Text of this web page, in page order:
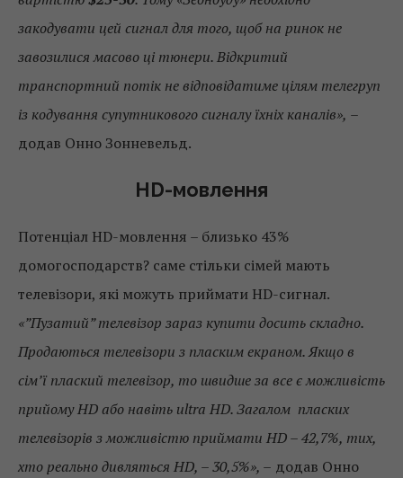
закодувати цей сигнал для того, щоб на ринок не
завозилися масово ці тюнери. Відкритий
транспортний потік не відповідатиме цілям телегруп
із кодування супутникового сигналу їхніх каналів», –
додав Онно Зонневельд.
HD-мовлення
Потенціал HD-мовлення – близько 43%
домогосподарств? саме стільки сімей мають
телевізори, які можуть приймати HD-сигнал.
«”Пузатий” телевізор зараз купити досить складно.
Продаються телевізори з пласким екраном. Якщо в
сім’ї плаский телевізор, то швидше за все є можливість
прийому HD або навіть ultra HD. Загалом пласких
телевізорів з можливістю приймати HD – 42,7%, тих,
хто реально дивляться HD, – 30,5%», – додав Онно